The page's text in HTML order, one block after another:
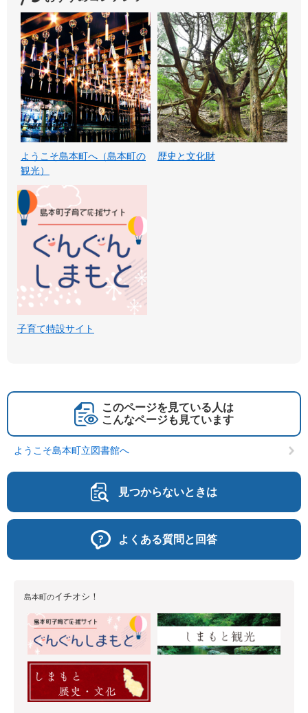
ようこそ島本町へ（島本町の
観光）
歴史と文化財
子育て特設サイト
このページを見ている人は
こんなページも見ています
ようこそ島本町立図書館へ
見つからないときは
よくある質問と回答
島本町のイチオシ！